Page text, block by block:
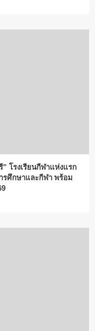
โรงเรียนกีฬาแห่งแรก
รศึกษาและกีฬา พร้อม